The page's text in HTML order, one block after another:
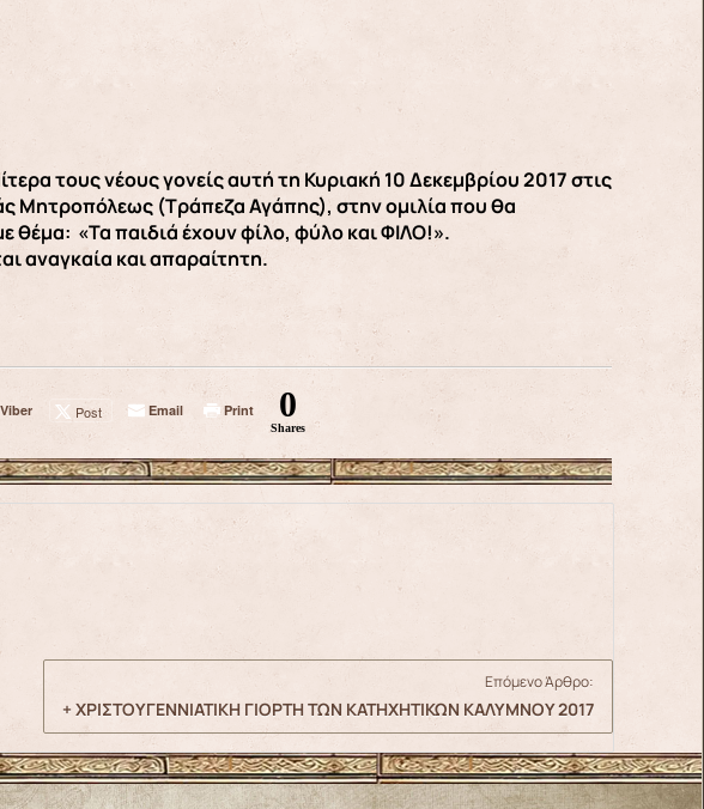
τους νέους γονείς αυτή τη Κυριακή 10 Δεκεμβρίου 2017 στις
Μητροπόλεως (Τράπεζα Αγάπης), στην ομιλία που θα
θέμα: «Τα παιδιά έχουν φίλο, φύλο και ΦΙΛΟ!».
αναγκαία και απαραίτητη.
Viber Post Email Print 0
Shares
Επόμενο Άρθρο:
+ ΧΡΙΣΤΟΥΓΕΝΝΙΑΤΙΚΗ ΓΙΟΡΤΗ ΤΩΝ ΚΑΤΗΧΗΤΙΚΩΝ ΚΑΛΥΜΝΟΥ 2017